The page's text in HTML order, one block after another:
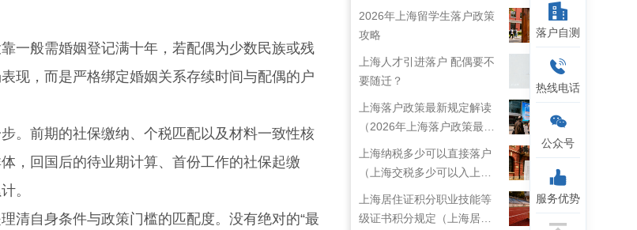
般需婚姻登记满十年，若配偶为少数民族或残
现，而是严格绑定婚姻关系存续时间与配偶的户
前期的社保缴纳、个税匹配以及材料一致性核
，回国后的待业期计算、首份工作的社保起缴
。
清自身条件与政策门槛的匹配度。没有绝对的“最
2026年上海留学生落户政策
攻略
上海人才引进落户 配偶要不
要随迁？
上海落户政策最新规定解读
（2026年上海落户政策最新
规定）
上海纳税多少可以直接落户
（上海交税多少可以入上海
户口）
上海居住证积分职业技能等
级证书积分规定（上海居住
落户自测
热线电话
公众号
服务优势